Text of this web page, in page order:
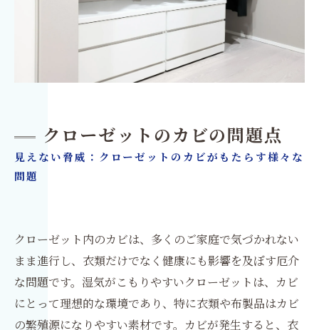
クローゼットのカビの問題点
見えない脅威：クローゼットのカビがもたらす様々な
問題
クローゼット内のカビは、多くのご家庭で気づかれない
まま進行し、衣類だけでなく健康にも影響を及ぼす厄介
な問題です。湿気がこもりやすいクローゼットは、カビ
にとって理想的な環境であり、特に衣類や布製品はカビ
の繁殖源になりやすい素材です。カビが発生すると、衣